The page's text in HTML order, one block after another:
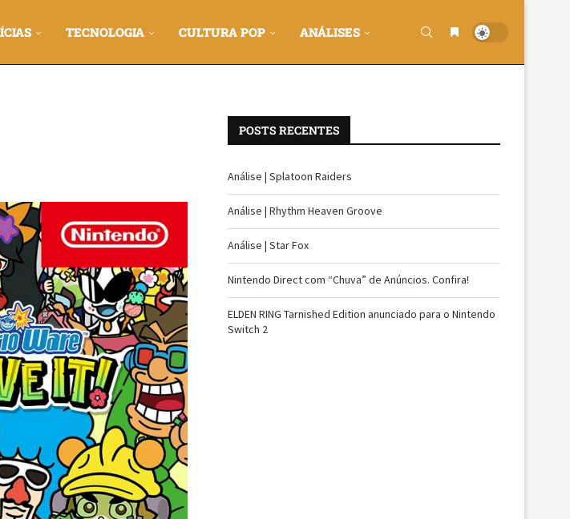
TECNOLOGIA CULTURA POP ANÁLISES
POSTS RECENTES
Análise | Splatoon Raiders
Análise | Rhythm Heaven Groove
Análise | Star Fox
Nintendo Direct com “Chuva” de Anúncios. Confira!
ELDEN RING Tarnished Edition anunciado para o Nintendo
Switch 2